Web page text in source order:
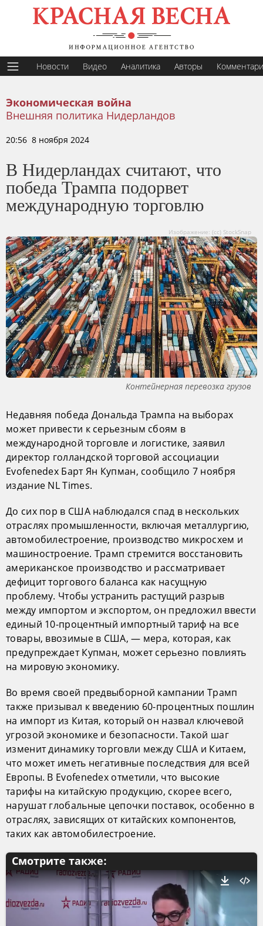
Новости Видео Аналитика Авторы
Экономическая война
Внешняя политика Нидерландов
20:56 8 ноября 2024
В Нидерландах считают, что
победа Трампа подорвет
международную торговлю
Изображение: (cc) StockSnap
Контейнерная перевозка грузов
Недавняя победа Дональда Трампа на выборах
может привести к серьезным сбоям в
международной торговле и логистике, заявил
директор голландской торговой ассоциации
Evofenedex Барт Ян Купман, сообщило 7 ноября
издание NL Times.
До сих пор в США наблюдался спад в нескольких
отраслях промышленности, включая металлургию,
автомобилестроение, производство микросхем и
машиностроение. Трамп стремится восстановить
американское производство и рассматривает
дефицит торгового баланса как насущную
проблему. Чтобы устранить растущий разрыв
между импортом и экспортом, он предложил ввести
единый 10-процентный импортный тариф на все
товары, ввозимые в США, — мера, которая, как
предупреждает Купман, может серьезно повлиять
на мировую экономику.
Во время своей предвыборной кампании Трамп
также призывал к введению 60-процентных пошлин
на импорт из Китая, который он назвал ключевой
угрозой экономике и безопасности. Такой шаг
изменит динамику торговли между США и Китаем,
что может иметь негативные последствия для всей
Европы. В Evofenedex отметили, что высокие
тарифы на китайскую продукцию, скорее всего,
нарушат глобальные цепочки поставок, особенно в
отраслях, зависящих от китайских компонентов,
таких как автомобилестроение.
Смотрите также: